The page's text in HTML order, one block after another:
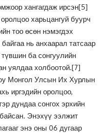
хангагдаж ирсэн[5]
харьцангуй буурч
тоо өсөн нэмэгдэх
нь анхаарал татсаар
ба сонгуулийн
уялдаа холбоотой.[7]
Монгол Улсын Их Хурлын
иргэдийн оролцоо,
дундаа сонгох эрхийн
Энэхүү ээлжит
энэ оны 06 дугаар